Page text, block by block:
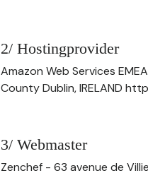
2/ Hostingprovider
Amazon Web Services
County Dublin, IRELAND
3/ Webmaster
Zenchef - 63 avenue de